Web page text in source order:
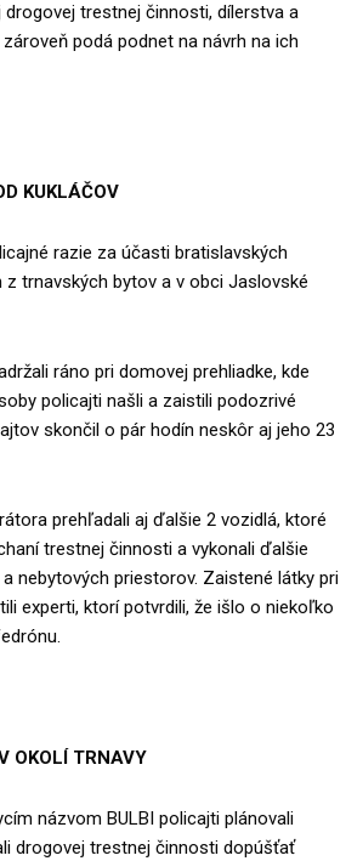
trestnej činnosti, dílerstva a
podá podnet na návrh na ich
KUKLÁČOV
razie za účasti bratislavských
z trnavských bytov a v obci Jaslovské
ráno pri domovej prehliadke, kde
policajti našli a zaistili podozrivé
skončil o pár hodín neskôr aj jeho 23
prehľadali aj ďalšie 2 vozidlá, ktoré
trestnej činnosti a vykonali ďalšie
nebytových priestorov. Zaistené látky pri
experti, ktorí potvrdili, že išlo o niekoľko
OKOLÍ TRNAVY
názvom BULBI policajti plánovali
drogovej trestnej činnosti dopúšťať